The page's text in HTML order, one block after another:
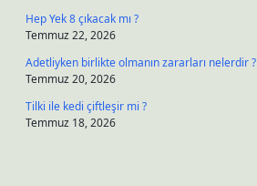
Hep Yek 8 çıkacak mı ?
Temmuz 22, 2026
Adetliyken birlikte olmanın zararları nelerdir ?
Temmuz 20, 2026
Tilki ile kedi çiftleşir mi ?
Temmuz 18, 2026